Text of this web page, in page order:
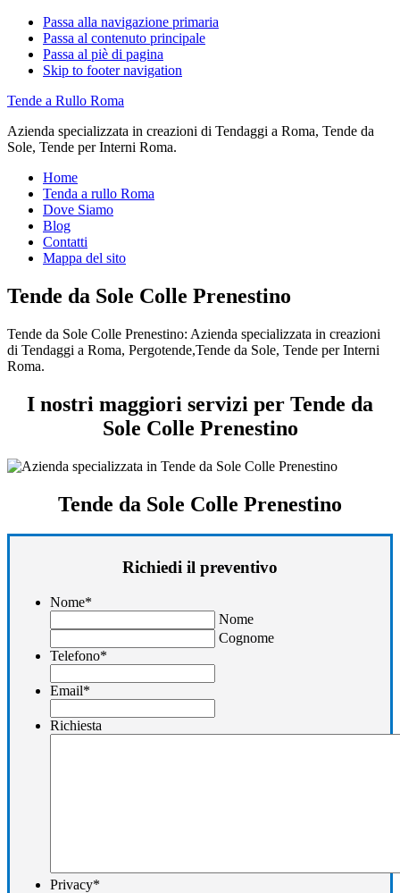
Passa alla navigazione primaria
Passa al contenuto principale
Passa al piè di pagina
Skip to footer navigation
Tende a Rullo Roma
Azienda specializzata in creazioni di Tendaggi a Roma, Tende da
Sole, Tende per Interni Roma.
Home
Tenda a rullo Roma
Dove Siamo
Blog
Contatti
Mappa del sito
Tende da Sole Colle Prenestino
Tende da Sole Colle Prenestino: Azienda specializzata in creazioni
di Tendaggi a Roma, Pergotende,Tende da Sole, Tende per Interni
Roma.
I nostri maggiori servizi per Tende da
Sole Colle Prenestino
Tende da Sole Colle Prenestino
Richiedi il preventivo
Nome*
Nome
Cognome
Telefono*
Email*
Richiesta
Privacy*